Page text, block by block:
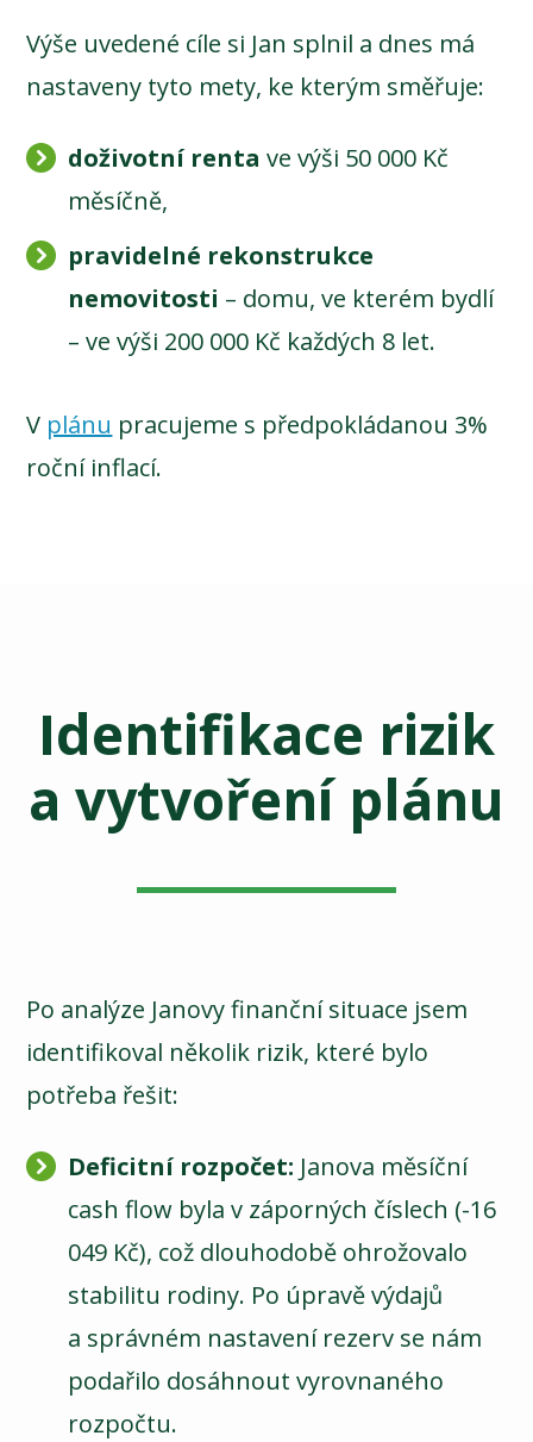
Výše uvedené cíle si Jan splnil a dnes má
nastaveny tyto mety, ke kterým směřuje:
doživotní renta ve výši 50 000 Kč
měsíčně,
pravidelné rekonstrukce
nemovitosti – domu, ve kterém bydlí
– ve výši 200 000 Kč každých 8 let.
V plánu pracujeme s předpokládanou 3%
roční inflací.
Identifikace rizik
a vytvoření plánu
Po analýze Janovy finanční situace jsem
identifikoval několik rizik, které bylo
potřeba řešit:
Deficitní rozpočet: Janova měsíční
cash flow byla v záporných číslech (-16
049 Kč), což dlouhodobě ohrožovalo
stabilitu rodiny. Po úpravě výdajů
a správném nastavení rezerv se nám
podařilo dosáhnout vyrovnaného
rozpočtu.